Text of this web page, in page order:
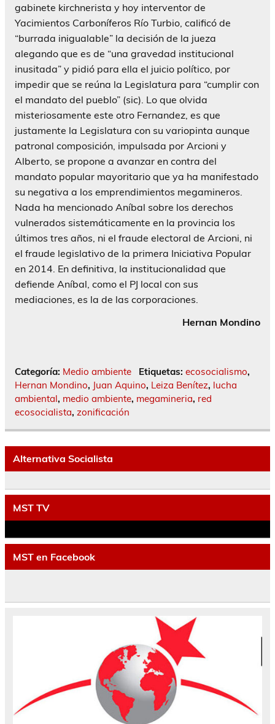
gabinete kirchnerista y hoy interventor de
Yacimientos Carboníferos Río Turbio, calificó de
“burrada inigualable” la decisión de la jueza
alegando que es de “una gravedad institucional
inusitada” y pidió para ella el juicio político, por
impedir que se reúna la Legislatura para “cumplir con
el mandato del pueblo” (sic). Lo que olvida
misteriosamente este otro Fernandez, es que
justamente la Legislatura con su variopinta aunque
patronal composición, impulsada por Arcioni y
Alberto, se propone a avanzar en contra del
mandato popular mayoritario que ya ha manifestado
su negativa a los emprendimientos megamineros.
Nada ha mencionado Aníbal sobre los derechos
vulnerados sistemáticamente en la provincia los
últimos tres años, ni el fraude electoral de Arcioni, ni
el fraude legislativo de la primera Iniciativa Popular
en 2014. En definitiva, la institucionalidad que
defiende Aníbal, como el PJ local con sus
mediaciones, es la de las corporaciones.
Hernan Mondino
Categoría: Medio ambiente Etiquetas: ecosocialismo,
Hernan Mondino, Juan Aquino, Leiza Benítez, lucha
ambiental, medio ambiente, megamineria, red
ecosocialista, zonificación
Alternativa Socialista
MST TV
MST en Facebook